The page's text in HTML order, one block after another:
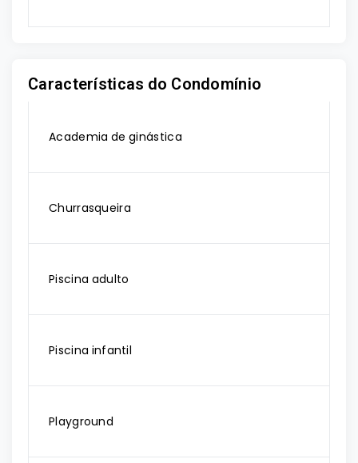
Características do Condomínio
Academia de ginástica
Churrasqueira
Piscina adulto
Piscina infantil
Playground